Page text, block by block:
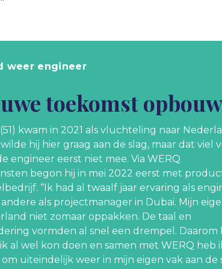
weer engineer
toekomst
kwam in 2021 als vluchteling naar
hij hier graag aan de slag, maar dat viel
engineer eerst niet mee. Via WERQ
begon hij in mei 2022 eerst met
“Ik had al twaalf jaar ervaring als
als projectmanager in Dubai. Mijn
niet zomaar oppakken. De taal en
vormden al snel een drempel. Daarom
al wel kon doen en samen met WERQ heb
uiteindelijk weer in mijn eigen vak aan de